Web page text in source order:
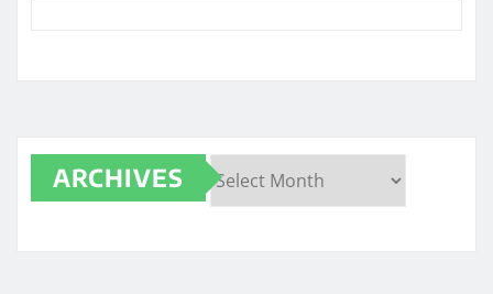
ARCHIVES